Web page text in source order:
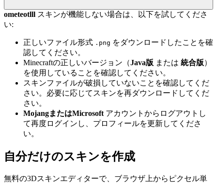
ometeotlll スキンが機能しない場合は、以下を試してくださ
い:
正しいファイル形式 .png をダウンロードしたことを確
認してください。
Minecraftの正しいバージョン（Java版 または 統合版）
を使用していることを確認してください。
スキンファイルが破損していないことを確認してくだ
さい。必要に応じてスキンを再ダウンロードしてくだ
さい。
MojangまたはMicrosoft アカウントからログアウトし
て再度ログインし、プロフィールを更新してくださ
い。
自分だけのスキンを作成
無料の3Dスキンエディターで、ブラウザ上からピクセル単